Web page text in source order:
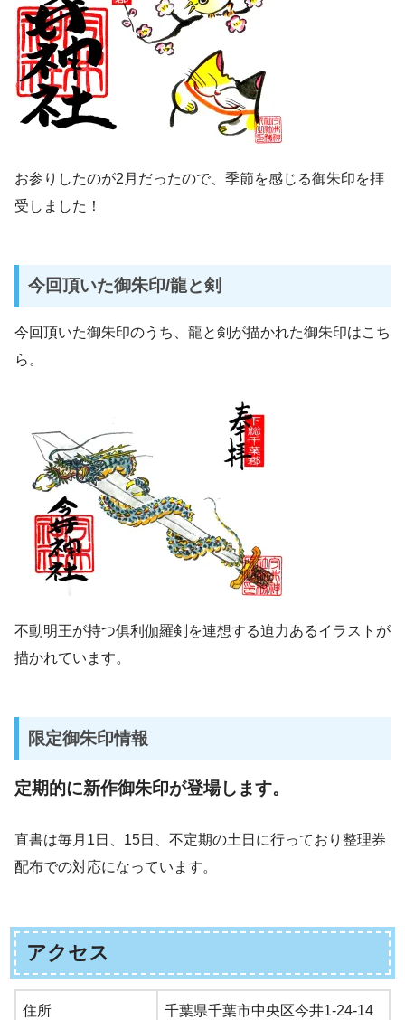
お参りしたのが2月だったので、季節を感じる御朱印を拝
受しました！
今回頂いた御朱印/龍と剣
今回頂いた御朱印のうち、龍と剣が描かれた御朱印はこち
ら。
不動明王が持つ俱利伽羅剣を連想する迫力あるイラストが
描かれています。
限定御朱印情報
定期的に新作御朱印が登場します。
直書は毎月1日、15日、不定期の土日に行っており整理券
配布での対応になっています。
アクセス
住所 千葉県千葉市中央区今井1-24-14